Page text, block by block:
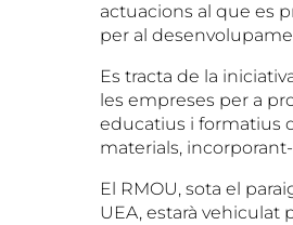
actuacions al que es
per al
Es tracta de la
les empreses per a
educatius i formatius
materials,
El RMOU, sota el
UEA, estarà vehiculat